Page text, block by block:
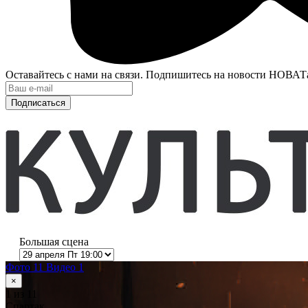
Оставайтесь с нами на связи. Подпишитесь на новости
Подписаться
Большая сцена
Фото 11 Видео 1
×